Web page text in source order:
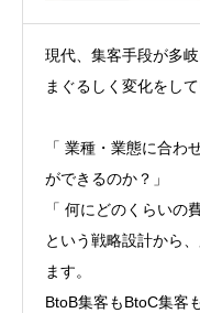
現代、集客手段が多
まぐるしく変化をして
「 業種・業態に合わ
ができるのか？」
「 何にどのくらいの
という戦略設計から
ます。
BtoB集客もBtoC集客